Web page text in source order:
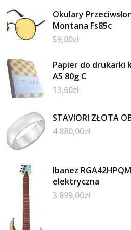
Okulary
Montana Fs85c
59,00zł
Papier do drukarki
A5 80g C
13,60zł
STAVIORI ZŁOTA
4 880,00zł
Ibanez
elektryczna
3 899,00zł